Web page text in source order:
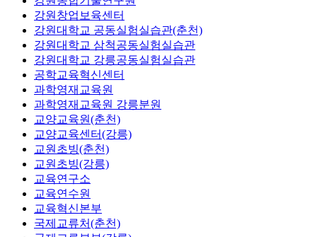
강원종합기술연구원
강원창업보육센터
강원대학교 공동실험실습관(춘천)
강원대학교 삼척공동실험실습관
강원대학교 강릉공동실험실습관
공학교육혁신센터
과학영재교육원
과학영재교육원 강릉분원
교양교육원(춘천)
교양교육센터(강릉)
교원초빙(춘천)
교원초빙(강릉)
교육연구소
교육연수원
교육혁신본부
국제교류처(춘천)